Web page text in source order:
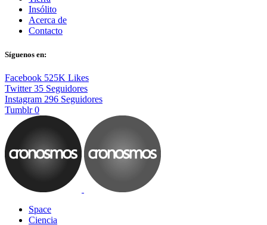
Insólito
Acerca de
Contacto
Síguenos en:
Facebook 525K Likes
Twitter 35 Seguidores
Instagram 296 Seguidores
Tumblr 0
Space
Ciencia